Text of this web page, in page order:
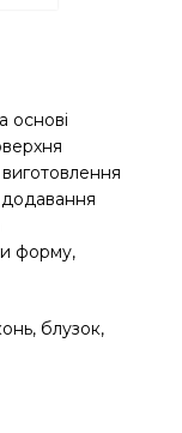
основі
додавання
форму,
блузок,